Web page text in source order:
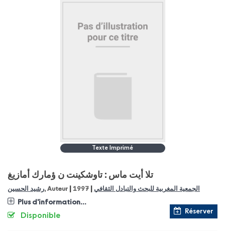
Texte Imprimé
تلا أيت ماس : تاوشكينت ن ؤمارك أمازيغ
رشيد الحسين, Auteur الجمعية المغربية للبحث والتبادل الثقافي 1997
Plus d'information...
Réserver
Disponible